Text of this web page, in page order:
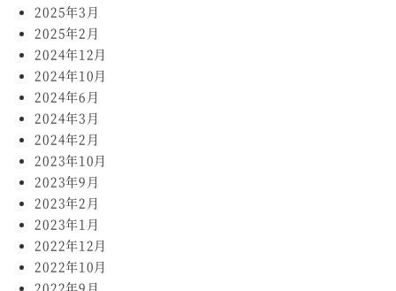
2025年3月
2025年2月
2024年12月
2024年10月
2024年6月
2024年3月
2024年2月
2023年10月
2023年9月
2023年2月
2023年1月
2022年12月
2022年10月
2022年9月